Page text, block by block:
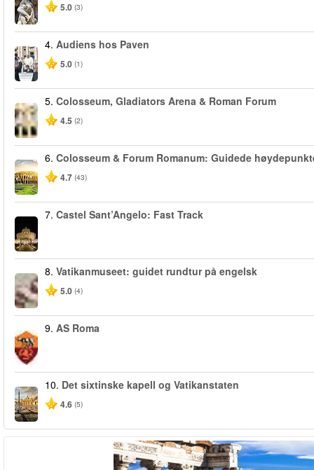
5.0 (3)
4. Audiens hos Paven
5.0 (1)
5. Colosseum, Gladiators Arena & Roman Forum
4.5 (2)
6. Colosseum & Forum Romanum: Guidede
4.7 (43)
7. Castel Sant’Angelo: Fast Track
8. Vatikanmuseet: guidet rundtur på engelsk
5.0 (4)
9. AS Roma
10. Det sixtinske kapell og Vatikanstaten
4.6 (5)